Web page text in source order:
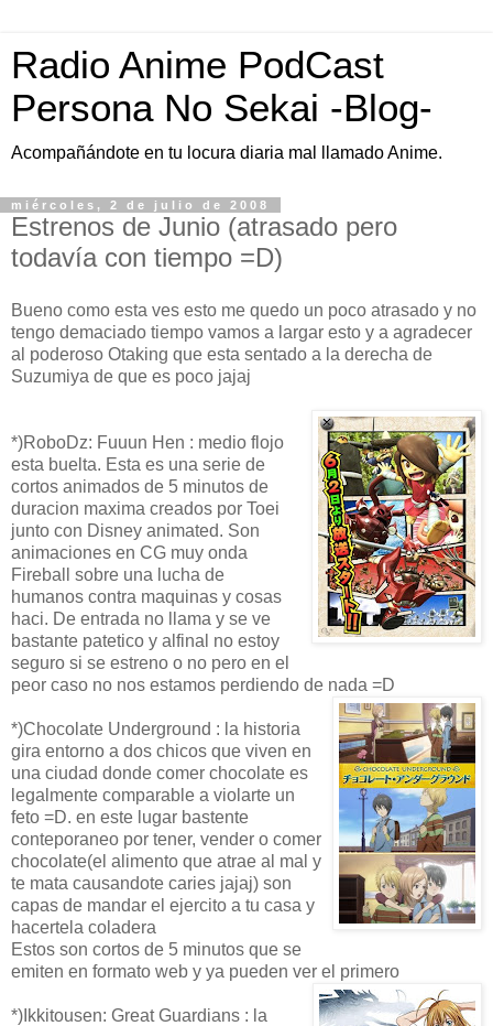
Radio Anime PodCast
Persona No Sekai -Blog-
Acompañándote en tu locura diaria mal llamado Anime.
miércoles, 2 de julio de 2008
Estrenos de Junio (atrasado pero
todavía con tiempo =D)
Bueno como esta ves esto me quedo un poco atrasado y no
tengo demaciado tiempo vamos a largar esto y a agradecer
al poderoso Otaking que esta sentado a la derecha de
Suzumiya de que es poco jajaj
*)RoboDz: Fuuun Hen : medio flojo
esta buelta. Esta es una serie de
cortos animados de 5 minutos de
duracion maxima creados por Toei
junto con Disney animated. Son
animaciones en CG muy onda
Fireball sobre una lucha de
humanos contra maquinas y cosas
haci. De entrada no llama y se ve
bastante patetico y alfinal no estoy
seguro si se estreno o no pero en el
peor caso no nos estamos perdiendo de nada =D
*)Chocolate Underground : la historia
gira entorno a dos chicos que viven en
una ciudad donde comer chocolate es
legalmente comparable a violarte un
feto =D. en este lugar bastente
conteporaneo por tener, vender o comer
chocolate(el alimento que atrae al mal y
te mata causandote caries jajaj) son
capas de mandar el ejercito a tu casa y
hacertela coladera
Estos son cortos de 5 minutos que se
emiten en formato web y ya pueden ver el primero
*)Ikkitousen: Great Guardians : la